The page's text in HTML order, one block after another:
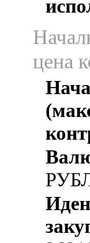
цена